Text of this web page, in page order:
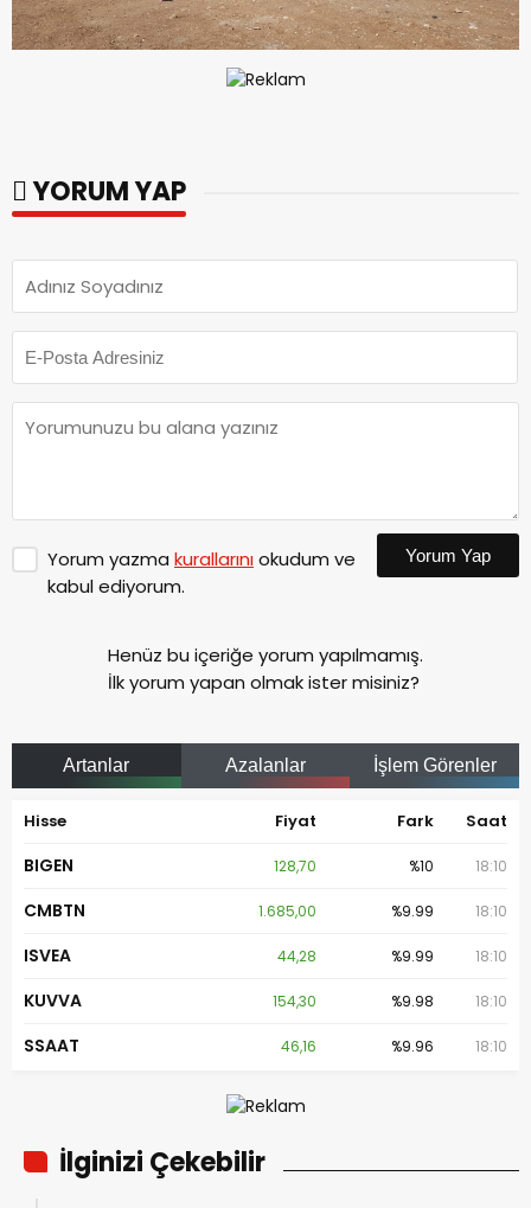
YORUM YAP
Yorum yazma kurallarınıokudum ve
kabul ediyorum.
Yorum Yap
Henüz bu içeriğe yorum yapılmamış.
İlk yorum yapan olmak ister misiniz?
Artanlar Azalanlar İşlem Görenler
Hisse Fiyat Fark Saat
BIGEN 128,70 %10 18:10
CMBTN 1.685,00 %9.99 18:10
ISVEA 44,28 %9.99 18:10
KUVVA 154,30 %9.98 18:10
SSAAT 46,16 %9.96 18:10
İlginizi Çekebilir